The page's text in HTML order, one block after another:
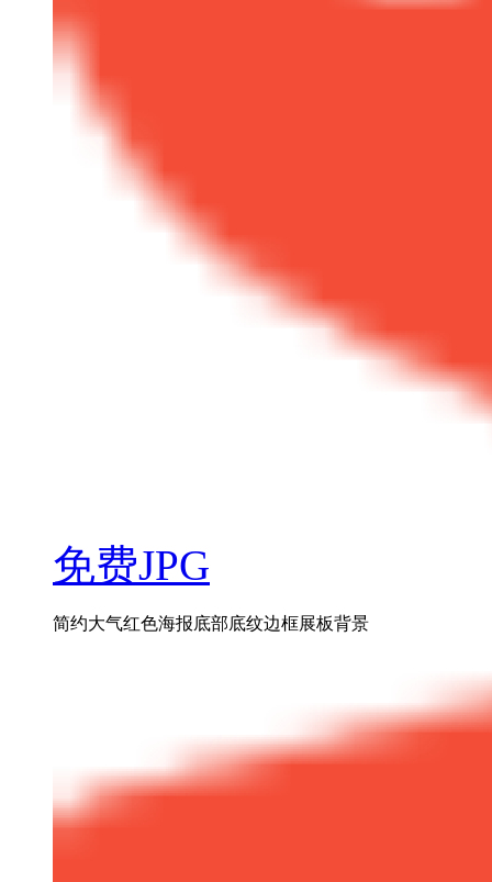
免费JPG
简约大气红色海报底部底纹边框展板背景